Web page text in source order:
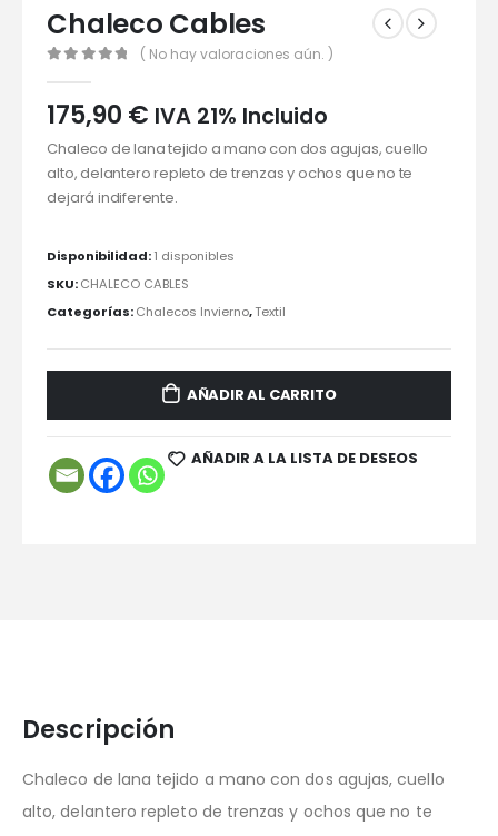
Chaleco Cables
( No hay valoraciones aún. )
175,90 € IVA 21% Incluido
Chaleco de lana tejido a mano con dos agujas, cuello
alto, delantero repleto de trenzas y ochos que no te
dejará indiferente.
Disponibilidad:1 disponibles
SKU:CHALECO CABLES
Categorías:Chalecos Invierno,Textil
AÑADIR AL CARRITO
AÑADIR A LA LISTA DE DESEOS
Descripción
Chaleco de lana tejido a mano con dos agujas, cuello
alto, delantero repleto de trenzas y ochos que no te